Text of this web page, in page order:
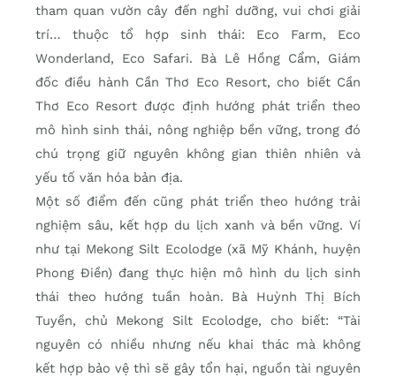
tham quan vườn cây đến nghỉ dưỡng, vui chơi giải
trí… thuộc tổ hợp sinh thái: Eco Farm, Eco
Wonderland, Eco Safari. Bà Lê Hồng Cẩm, Giám
đốc điều hành Cần Thơ Eco Resort, cho biết Cần
Thơ Eco Resort được định hướng phát triển theo
mô hình sinh thái, nông nghiệp bền vững, trong đó
chú trọng giữ nguyên không gian thiên nhiên và
yếu tố văn hóa bản địa.
Một số điểm đến cũng phát triển theo hướng trải
nghiệm sâu, kết hợp du lịch xanh và bền vững. Ví
như tại Mekong Silt Ecolodge (xã Mỹ Khánh, huyện
Phong Ðiền) đang thực hiện mô hình du lịch sinh
thái theo hướng tuần hoàn. Bà Huỳnh Thị Bích
Tuyền, chủ Mekong Silt Ecolodge, cho biết: “Tài
nguyên có nhiều nhưng nếu khai thác mà không
kết hợp bảo vệ thì sẽ gây tổn hại, nguồn tài nguyên